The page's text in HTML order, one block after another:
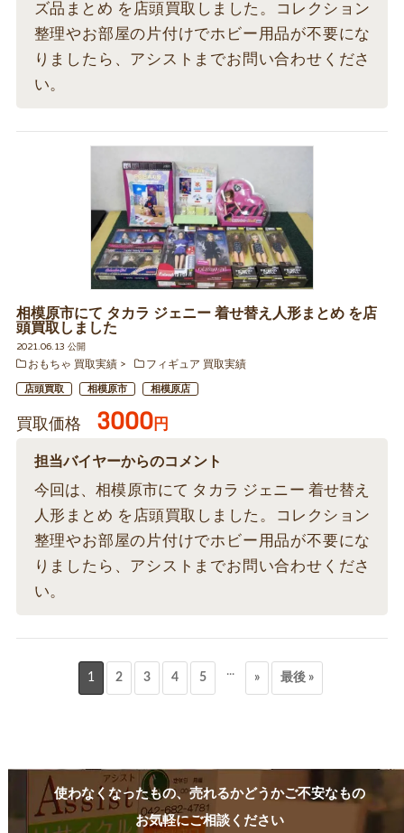
ズ品まとめ を店頭買取しました。コレクション
整理やお部屋の片付けでホビー用品が不要にな
りましたら、アシストまでお問い合わせくださ
い。
相模原市にて タカラ ジェニー 着せ替え人形まとめ を店
頭買取しました
2021.06.13 公開
おもちゃ 買取実績
フィギュア 買取実績
店頭買取 相模原市 相模原店
買取価格 3000円
担当バイヤーからのコメント
今回は、相模原市にて タカラ ジェニー 着せ替え
人形まとめ を店頭買取しました。コレクション
整理やお部屋の片付けでホビー用品が不要にな
りましたら、アシストまでお問い合わせくださ
い。
1 2 3 4 5 ... » 最後 »
使わなくなったもの、売れるかどうかご不安なもの
お気軽にご相談ください